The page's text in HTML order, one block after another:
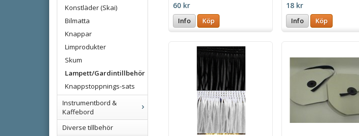
Konstläder (Skai)
Bilmatta
Knappar
Limprodukter
Skum
Lampett/Gardintillbehör
Knappstoppnings-sats
Instrumentbord &
Kaffebord
Diverse tillbehör
60 kr
Info Köp
18 kr
Info Köp